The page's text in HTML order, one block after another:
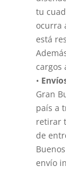
tu
ocurra
está
cargos
•
Gran
país a
retirar
de
envío